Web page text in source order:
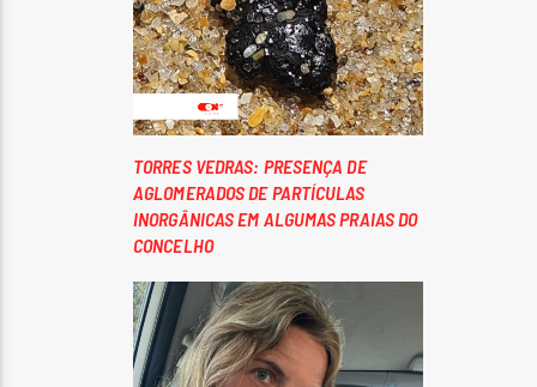
TORRES VEDRAS: PRESENÇA DE
AGLOMERADOS DE PARTÍCULAS
INORGÂNICAS EM ALGUMAS PRAIAS DO
CONCELHO